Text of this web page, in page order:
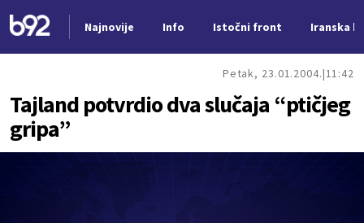
Najnovije Info Istočni front Iranska
Petak, 23.01.2004. 11:42
Tajland potvrdio dva slučaja “ptičjeg
gripa”